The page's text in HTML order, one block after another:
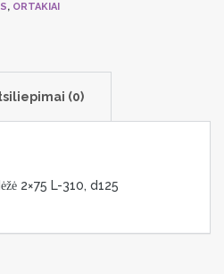
, ORTAKIAI
(0)
2×75 L-310, d125